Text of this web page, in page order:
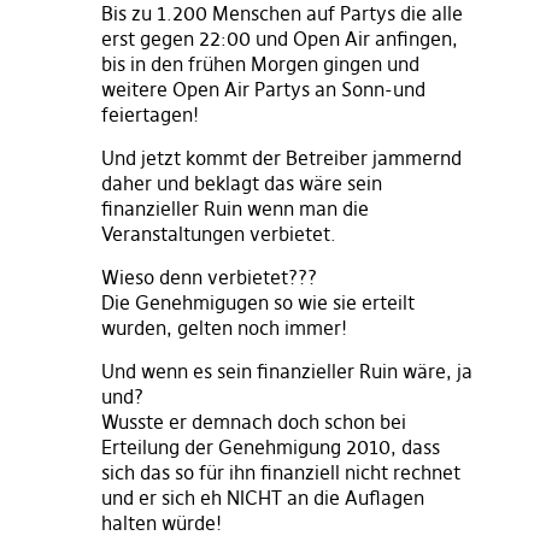
Bis zu 1.200 Menschen auf Partys die alle
erst gegen 22:00 und Open Air anfingen,
bis in den frühen Morgen gingen und
weitere Open Air Partys an Sonn-und
feiertagen!
Und jetzt kommt der Betreiber jammernd
daher und beklagt das wäre sein
finanzieller Ruin wenn man die
Veranstaltungen verbietet.
Wieso denn verbietet???
Die Genehmigugen so wie sie erteilt
wurden, gelten noch immer!
Und wenn es sein finanzieller Ruin wäre, ja
und?
Wusste er demnach doch schon bei
Erteilung der Genehmigung 2010, dass
sich das so für ihn finanziell nicht rechnet
und er sich eh NICHT an die Auflagen
halten würde!